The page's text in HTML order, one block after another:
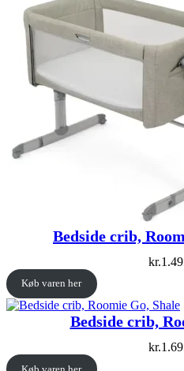
Bedside crib,
kr.
Køb varen her
Bedside crib,
kr.